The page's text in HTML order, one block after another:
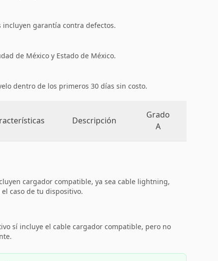
incluyen garantía contra defectos.
de México y Estado de México.
dentro de los primeros 30 días sin costo.
Descripción
Grado
A
cargador compatible, ya sea cable lightning,
el caso de tu dispositivo.
sí incluye el cable cargador compatible, pero no